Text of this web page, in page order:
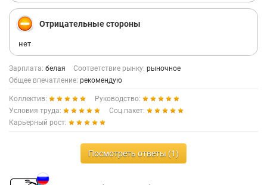
Отрицательные стороны
нет
Зарплата: белая Соответствие рынку: рыночное
Общее впечатление: рекомендую
Коллектив:
Руководство:
Условия труда:
Соц.пакет:
Карьерный рост:
Посмотреть ответы (1)